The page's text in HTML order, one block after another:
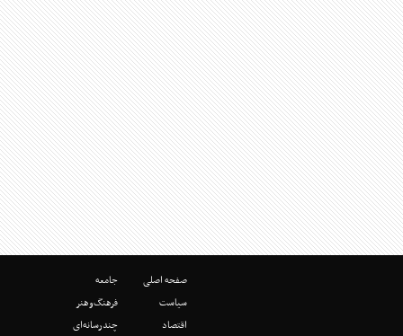
صفحه اصلی
سیاست
اقتصاد
جامعه
فرهنگ‌وهنر
چندرسانه‌ای